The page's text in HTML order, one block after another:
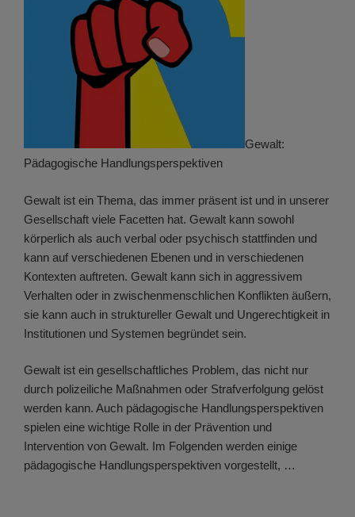
Gewalt:
Pädagogische Handlungsperspektiven
Gewalt ist ein Thema, das immer präsent ist und in unserer
Gesellschaft viele Facetten hat. Gewalt kann sowohl
körperlich als auch verbal oder psychisch stattfinden und
kann auf verschiedenen Ebenen und in verschiedenen
Kontexten auftreten. Gewalt kann sich in aggressivem
Verhalten oder in zwischenmenschlichen Konflikten äußern,
sie kann auch in struktureller Gewalt und Ungerechtigkeit in
Institutionen und Systemen begründet sein.
Gewalt ist ein gesellschaftliches Problem, das nicht nur
durch polizeiliche Maßnahmen oder Strafverfolgung gelöst
werden kann. Auch pädagogische Handlungsperspektiven
spielen eine wichtige Rolle in der Prävention und
Intervention von Gewalt. Im Folgenden werden einige
pädagogische Handlungsperspektiven vorgestellt, …